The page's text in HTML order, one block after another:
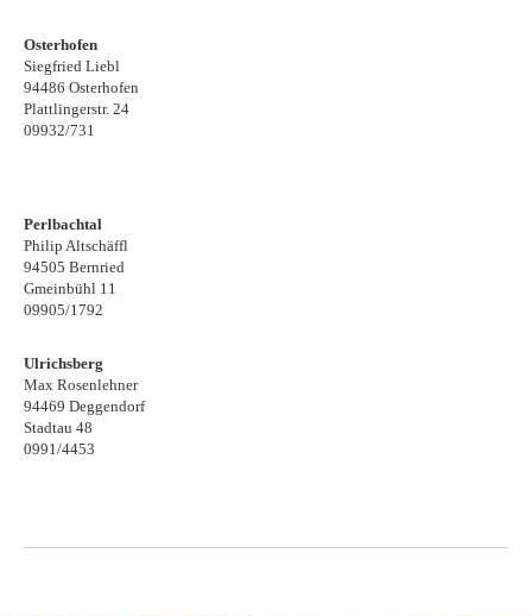
Osterhofen
Siegfried Liebl
94486 Osterhofen
Plattlingerstr. 24
09932/731
Perlbachtal
Philip Altschäffl
94505 Bernried
Gmeinbühl 11
09905/1792
Ulrichsberg
Max Rosenlehner
94469 Deggendorf
Stadtau 48
0991/4453